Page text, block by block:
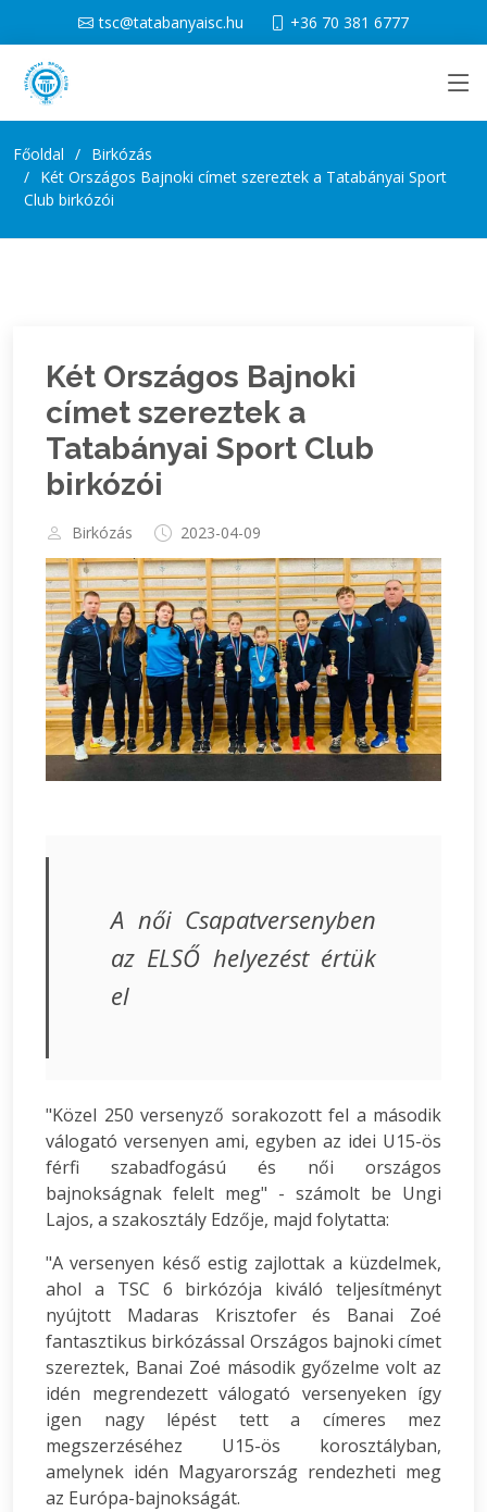
tsc@tatabanyaisc.hu +36 70 381 6777
Főoldal
Birkózás
Két Országos Bajnoki címet szereztek a Tatabányai Sport
Club birkózói
Két Országos Bajnoki
címet szereztek a
Tatabányai Sport Club
birkózói
Birkózás 2023-04-09
A női Csapatversenyben
az ELSŐ helyezést értük
el
"Közel 250 versenyző sorakozott fel a második
válogató versenyen ami, egyben az idei U15-ös
férfi szabadfogású és női országos
bajnokságnak felelt meg" - számolt be Ungi
Lajos, a szakosztály Edzője, majd folytatta:
"A versenyen késő estig zajlottak a küzdelmek,
ahol a TSC 6 birkózója kiváló teljesítményt
nyújtott Madaras Krisztofer és Banai Zoé
fantasztikus birkózással Országos bajnoki címet
szereztek, Banai Zoé második győzelme volt az
idén megrendezett válogató versenyeken így
igen nagy lépést tett a címeres mez
megszerzéséhez U15-ös korosztályban,
amelynek idén Magyarország rendezheti meg
az Európa-bajnokságát.